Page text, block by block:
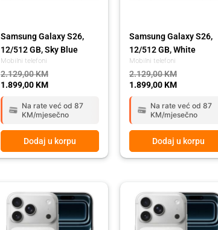
Mobilni telefoni
Samsung Galaxy S26,
12/512 GB, Sky Blue
2.129,00KM
1.899,00KM
Na rate već od 87
KM/mjesečno
Dodaj u korpu
Mobilni telefoni
Samsung Galaxy S26,
12/512 GB, White
2.129,00KM
1.899,00KM
Na rate već od 87
KM/mjesečno
Dodaj u korpu